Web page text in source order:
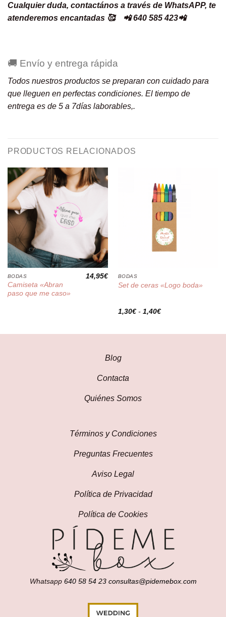
Cualquier duda, contactános a través de WhatsAPP, te
atenderemos encantadas 🥰 📲 640 585 423📲
🚚 Envío y entrega rápida
Todos nuestros productos se preparan con cuidado para
que lleguen en perfectas condiciones. El tiempo de
entrega es de 5 a 7días laborables,.
PRODUCTOS RELACIONADOS
BODAS
Camiseta «Abran
paso que me caso»
14,95€ BODAS
Set de ceras «Logo boda»
1,30€ - 1,40€Rango
Términos y Condiciones
Preguntas Frecuentes
Aviso Legal
Política de Privacidad
Política de Cookies
Blog
Contacta
Quiénes Somos
Whatsapp 640 58 54 23 consultas@pidemebox.com